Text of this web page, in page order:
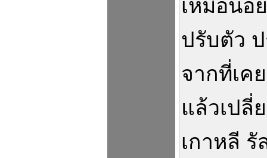
เหมือนอ
ปรับตัว
จากที่เคย
แล้วเปลี่
เกาหลี รั